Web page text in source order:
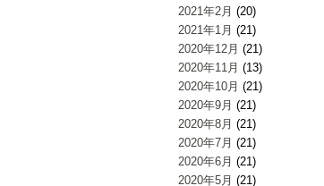
2021年2月 (20)
2021年1月 (21)
2020年12月 (21)
2020年11月 (13)
2020年10月 (21)
2020年9月 (21)
2020年8月 (21)
2020年7月 (21)
2020年6月 (21)
2020年5月 (21)